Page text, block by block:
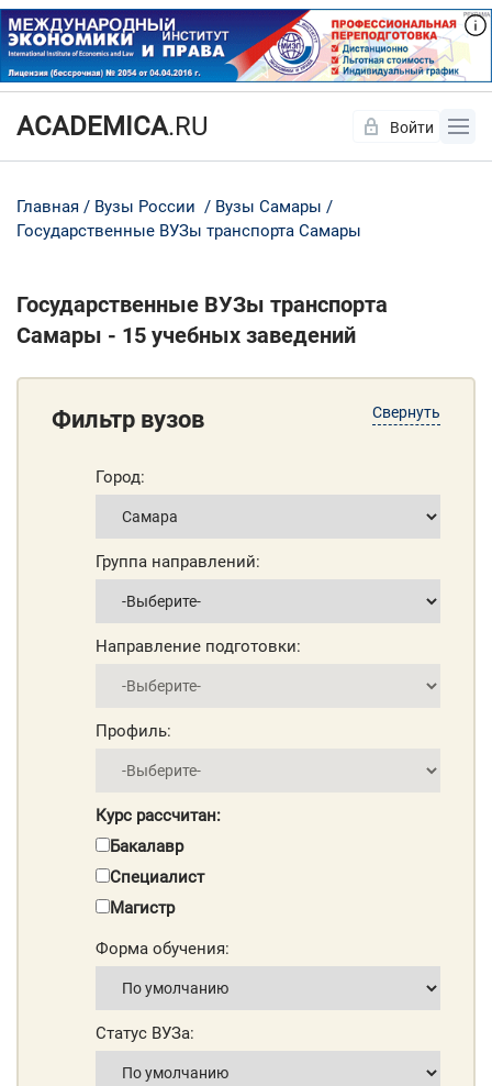
ACADEMICA.RU Войти
Главная Вузы России
Вузы Самары
Государственные ВУЗы транспорта Самары
Государственные ВУЗы транспорта
Самары - 15 учебных заведений
Свернуть
Фильтр вузов
Город:
Группа направлений:
Направление подготовки:
Профиль:
Курс рассчитан:
Бакалавр
Специалист
Магистр
Форма обучения:
Статус ВУЗа:
Да Нет